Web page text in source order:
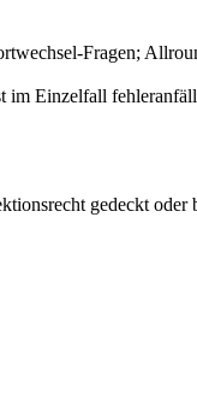
Fragen;
im Einzelfall
gedeckt